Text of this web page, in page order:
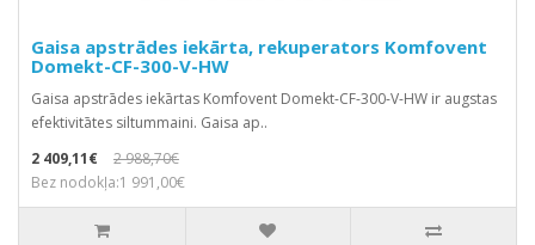
Gaisa apstrādes iekārta, rekuperators Komfovent
Domekt-CF-300-V-HW
Gaisa apstrādes iekārtas Komfovent Domekt-CF-300-V-HW ir augstas
efektivitātes siltummaini. Gaisa ap..
2 409,11€
2 988,70€
Bez nodokļa:1 991,00€